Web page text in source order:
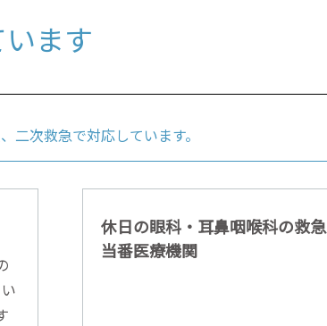
ます
二次救急で対応しています。
休日の眼科・耳鼻咽喉科の救急
当番医療機関